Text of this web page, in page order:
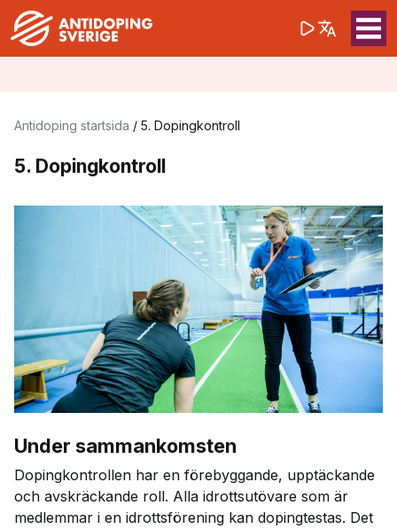
Sök på(opens in a
Antidoping startsida / 5. Dopingkontroll
5. Dopingkontroll
Under sammankomsten
Dopingkontrollen har en förebyggande, upptäckande
och avskräckande roll. Alla idrottsutövare som är
medlemmar i en idrottsförening kan dopingtestas. Det